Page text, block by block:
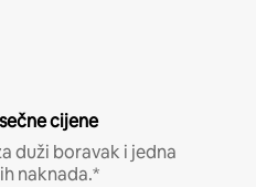
cijene
duži boravak i jedna
naknada.*